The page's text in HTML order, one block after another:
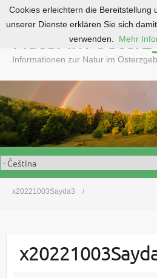
o
c
o
n
t
e
n
Natur im
Informationen zur Natur im
x20221003Sayda3
Cookies erleichtern die Bereitstellung
unserer Dienste erklären Sie sich
verwenden.
Mehr